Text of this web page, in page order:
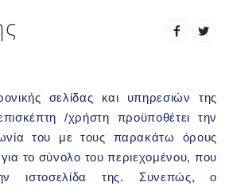
σελίδας και υπηρεσιών της
/χρήστη προϋποθέτει την
του με τους παρακάτω όρους
το σύνολο του περιεχομένου, που
ιστοσελίδα της. Συνεπώς, ο